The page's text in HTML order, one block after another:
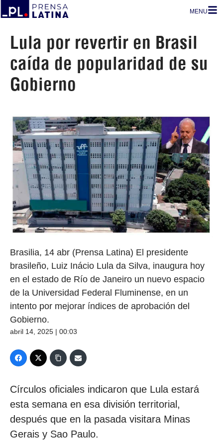
MENU
Lula por revertir en Brasil
caída de popularidad de su
Gobierno
Brasilia, 14 abr (Prensa Latina) El presidente
brasileño, Luiz Inácio Lula da Silva, inaugura hoy
en el estado de Río de Janeiro un nuevo espacio
de la Universidad Federal Fluminense, en un
intento por mejorar índices de aprobación del
Gobierno.
abril 14, 2025 | 00:03
Círculos oficiales indicaron que Lula estará
esta semana en esa división territorial,
después que en la pasada visitara Minas
Gerais y Sao Paulo.